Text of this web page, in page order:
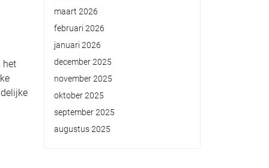
het
maart 2026
februari 2026
januari 2026
december 2025
november 2025
oktober 2025
september 2025
augustus 2025